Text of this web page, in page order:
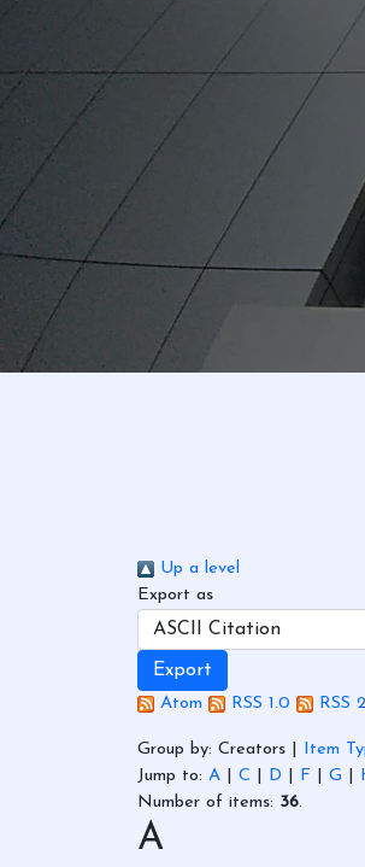
Up a level
Export as
Atom RSS 1.0 RSS
Group by: Creators Item
Jump to: A C D F G
Number of items: 36.
A